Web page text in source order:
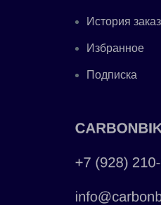
История
Избранное
Подписка